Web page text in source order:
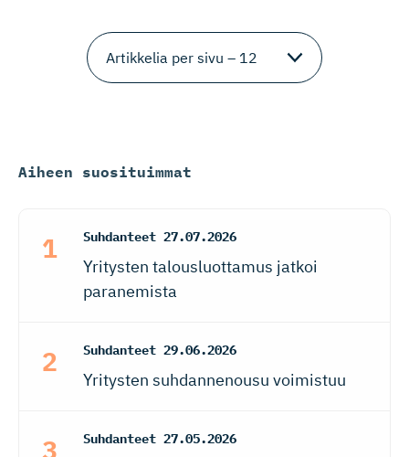
Aiheen suosituimmat
Suhdanteet 27.07.2026
Yritysten talousluottamus jatkoi
paranemista
Suhdanteet 29.06.2026
Yritysten suhdannenousu voimistuu
Suhdanteet 27.05.2026